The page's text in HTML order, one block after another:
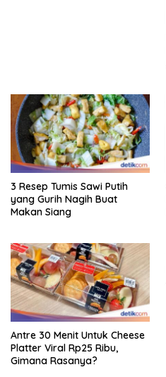
3 Resep Tumis Sawi Putih
yang Gurih Nagih Buat
Makan Siang
Antre 30 Menit Untuk Cheese
Platter Viral Rp25 Ribu,
Gimana Rasanya?